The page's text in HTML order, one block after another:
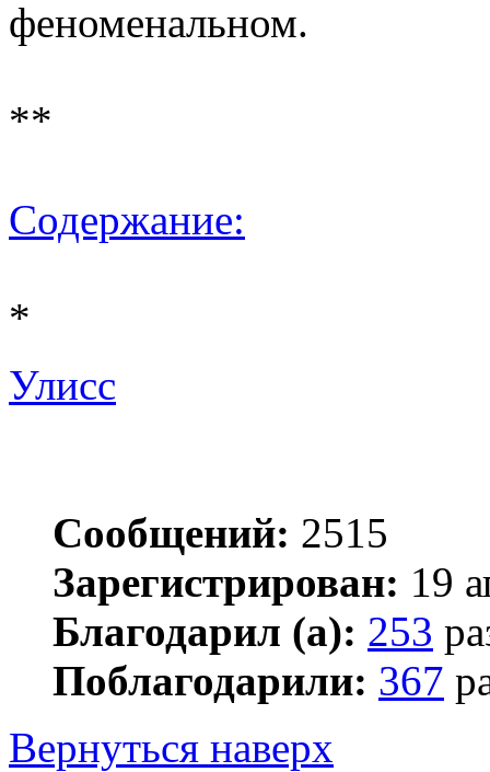
феноменальном.
**
Содержание:
*
Улисс
Сообщений: 2515
Зарегистрирован: 19
Благодарил (а): 253
Поблагодарили: 367
Вернуться наверх